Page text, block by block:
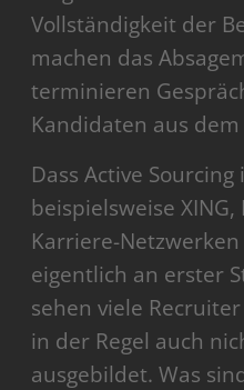
Vollständigkeit der
machen das
terminieren
Kandidaten aus
Dass Active
beispielsweise
Karriere-
eigentlich an erster
sehen viele
in der Regel auch
ausgebildet. Was